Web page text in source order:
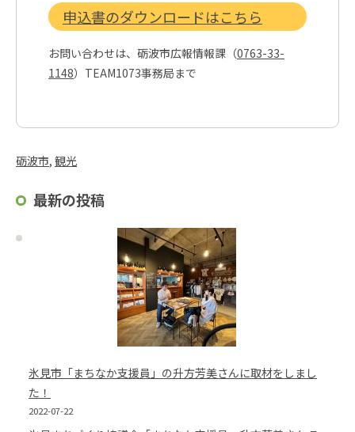
申込書のダウンロードはこちら
お問い合わせは、砺波市広報情報課（0763-33-
1148）TEAM1073事務局まで
砺波市, 観光
最新の投稿
氷見市「まちなか支援員」の升方芳美さんに取材をしまし
た！
2022-07-22